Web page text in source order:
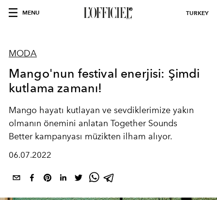
MENU TURKEY
MODA
Mango'nun festival enerjisi: Şimdi
kutlama zamanı!
Mango hayatı kutlayan ve sevdiklerimize yakın
olmanın önemini anlatan Together Sounds
Betterkampanyası müzikten ilham alıyor.
06.07.2022